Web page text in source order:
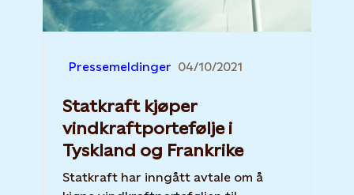
Pressemeldinger 04/10/2021
Statkraft kjøper
vindkraftportefølje i
Tyskland og Frankrike
Statkraft har inngått avtale om å